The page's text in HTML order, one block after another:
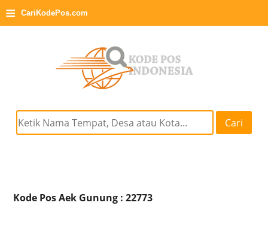
≡ CariKodePos.com
Cari
Kode Pos Aek Gunung : 22773